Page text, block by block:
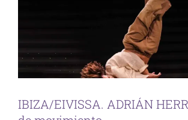
IBIZA/EIVISSA. ADRIÁN